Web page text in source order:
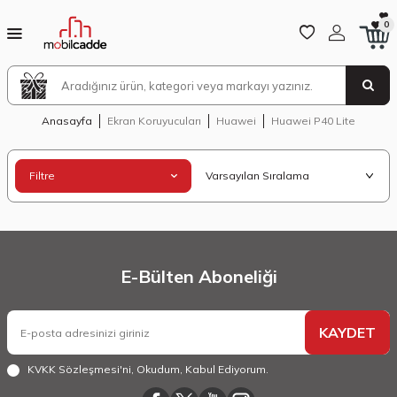
0
Anasayfa Ekran Koruyucuları Huawei Huawei P40 Lite
Filtre
E-Bülten Aboneliği
KAYDET
KVKK Sözleşmesi'ni, Okudum, Kabul Ediyorum.